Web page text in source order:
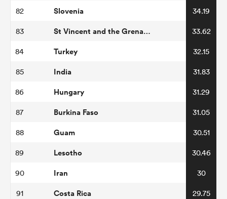
82 Slovenia 34.19
83 St Vincent and the Grenadines 33.62
84 Turkey 32.15
85 India 31.83
86 Hungary 31.29
87 Burkina Faso 31.05
88 Guam 30.51
89 Lesotho 30.46
90 Iran 30
91 Costa Rica 29.75